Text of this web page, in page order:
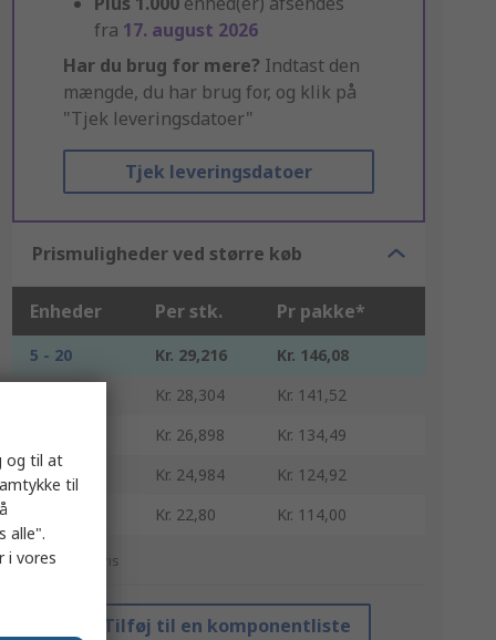
fra 17. august 2026
Har du brug for mere? Indtast den
mængde, du har brug for, og klik på
"Tjek leveringsdatoer"
Tjek leveringsdatoer
Prismuligheder ved større køb
Enheder Per stk. Pr pakke*
5 - 20 Kr. 29,216
Kr. 146,08
Kr. 28,304
Kr. 141,52
Kr. 26,898
Kr. 134,49
100 - 245
Kr. 24,984
Kr. 124,92
Kr. 22,80 Kr. 114,00
*Vejledende pris
Tilføj til en komponentliste
og til at
til
alle".
i vores